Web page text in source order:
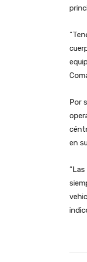
Por
en